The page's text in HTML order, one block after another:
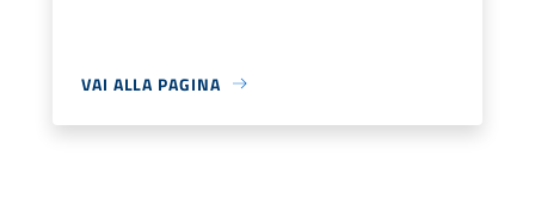
VAI ALLA PAGINA